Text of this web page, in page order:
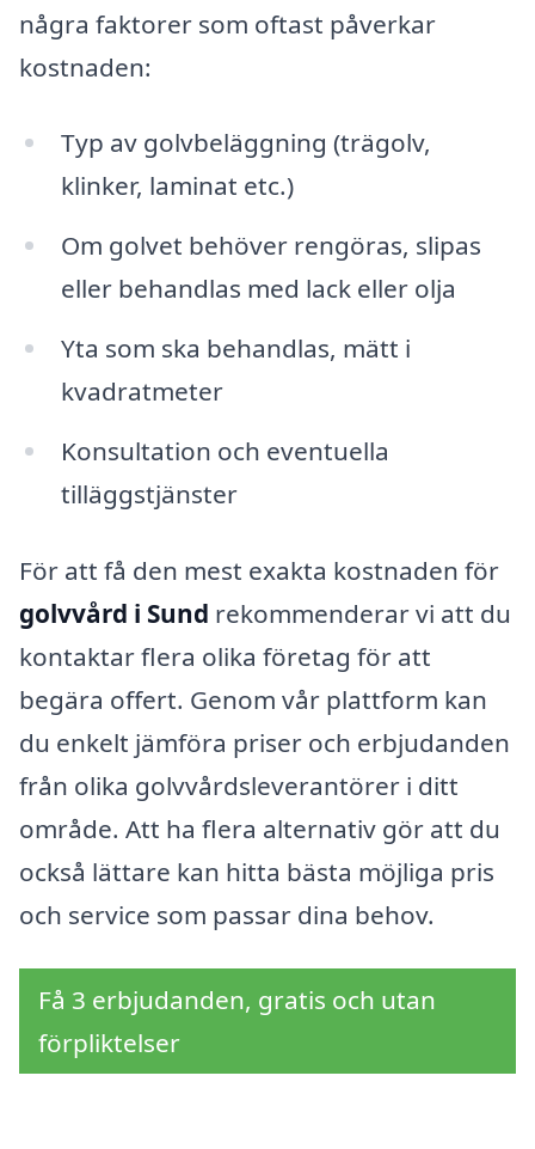
några faktorer som oftast påverkar
kostnaden:
Typ av golvbeläggning (trägolv,
klinker, laminat etc.)
Om golvet behöver rengöras, slipas
eller behandlas med lack eller olja
Yta som ska behandlas, mätt i
kvadratmeter
Konsultation och eventuella
tilläggstjänster
För att få den mest exakta kostnaden för
golvvård i Sund rekommenderar vi att du
kontaktar flera olika företag för att
begära offert. Genom vår plattform kan
du enkelt jämföra priser och erbjudanden
från olika golvvårdsleverantörer i ditt
område. Att ha flera alternativ gör att du
också lättare kan hitta bästa möjliga pris
och service som passar dina behov.
Få 3 erbjudanden, gratis och utan
förpliktelser